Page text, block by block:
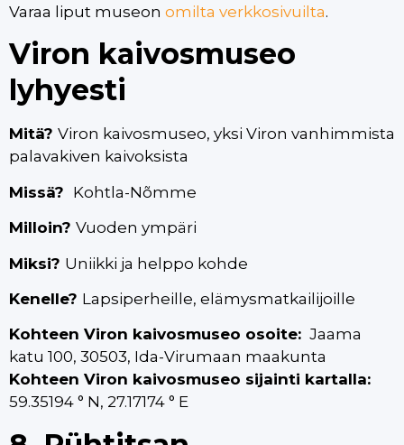
Varaa liput museon omilta verkkosivuilta.
Viron kaivosmuseo
lyhyesti
Mitä? Viron kaivosmuseo, yksi Viron vanhimmista
palavakiven kaivoksista
Missä? Kohtla-Nõmme
Milloin? Vuoden ympäri
Miksi? Uniikki ja helppo kohde
Kenelle? Lapsiperheille, elämysmatkailijoille
Kohteen Viron kaivosmuseo osoite: Jaama
katu 100, 30503, Ida-Virumaan maakunta
Kohteen Viron kaivosmuseo sijainti kartalla:
59.35194 ° N, 27.17174 ° E